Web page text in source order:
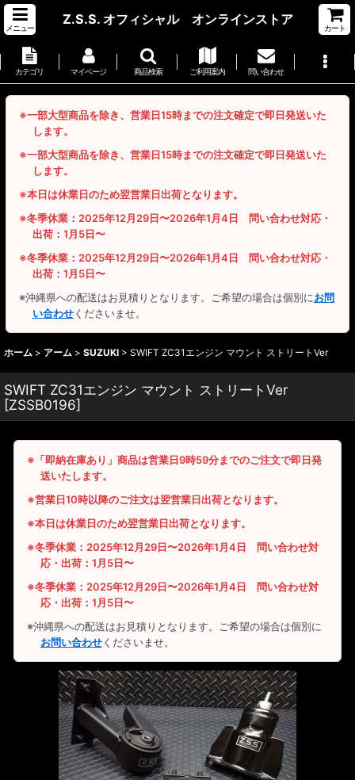
メニュー
Z.S.S. オフィシャル オンラインストア
カート
カテゴリ マイページ 商品検索 ご利用案内 問い合わせ
※一部大型商品を除き、営業日15時までの注文確定で即日発送いた
します。
※一部大型商品を除き、営業日15時までの注文確定で即日発送いた
します。
※本日は休業日のため翌営業日出荷となります。
※冬季休業：2025年12月29日〜2026年1月4日 問い合わせ対応・
出荷：1月5日〜
※冬季休業：2025年12月29日〜2026年1月4日 問い合わせ対応・
出荷：1月5日〜
※沖縄県への配送はお見積りとなります。ご希望の場合は個別にお問
い合わせくださいませ。
ホーム > アーム > SUZUKI > SWIFT ZC31エンジン マウント ストリートVer
SWIFT ZC31エンジン マウント ストリートVer
[ZSSB0196]
※「即納在庫あり」商品は営業日9時59分までのご注文で即日発
送いたします。
※営業日10時以降のご注文は翌営業日出荷となります。
※本日は休業日のため翌営業日出荷となります。
※冬季休業：2025年12月29日〜2026年1月4日 問い合わせ対
応・出荷：1月5日〜
※冬季休業：2025年12月29日〜2026年1月4日 問い合わせ対
応・出荷：1月5日〜
※沖縄県への配送はお見積りとなります。ご希望の場合は個別に
お問い合わせくださいませ。